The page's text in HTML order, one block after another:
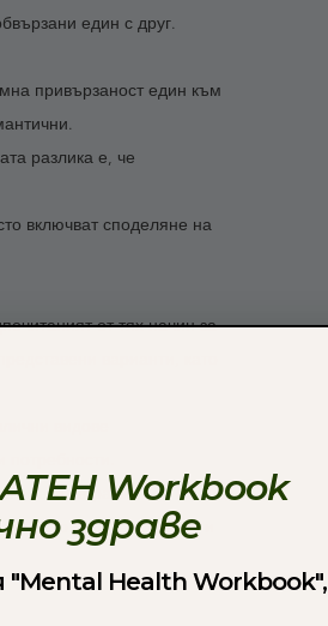
един с друг.
привързаност един към
разлика е, че
включват споделяне на
от тях начин за
видове
са размити и мисля,
приятелство, но и
Workbook
здраве
Health Workbook",